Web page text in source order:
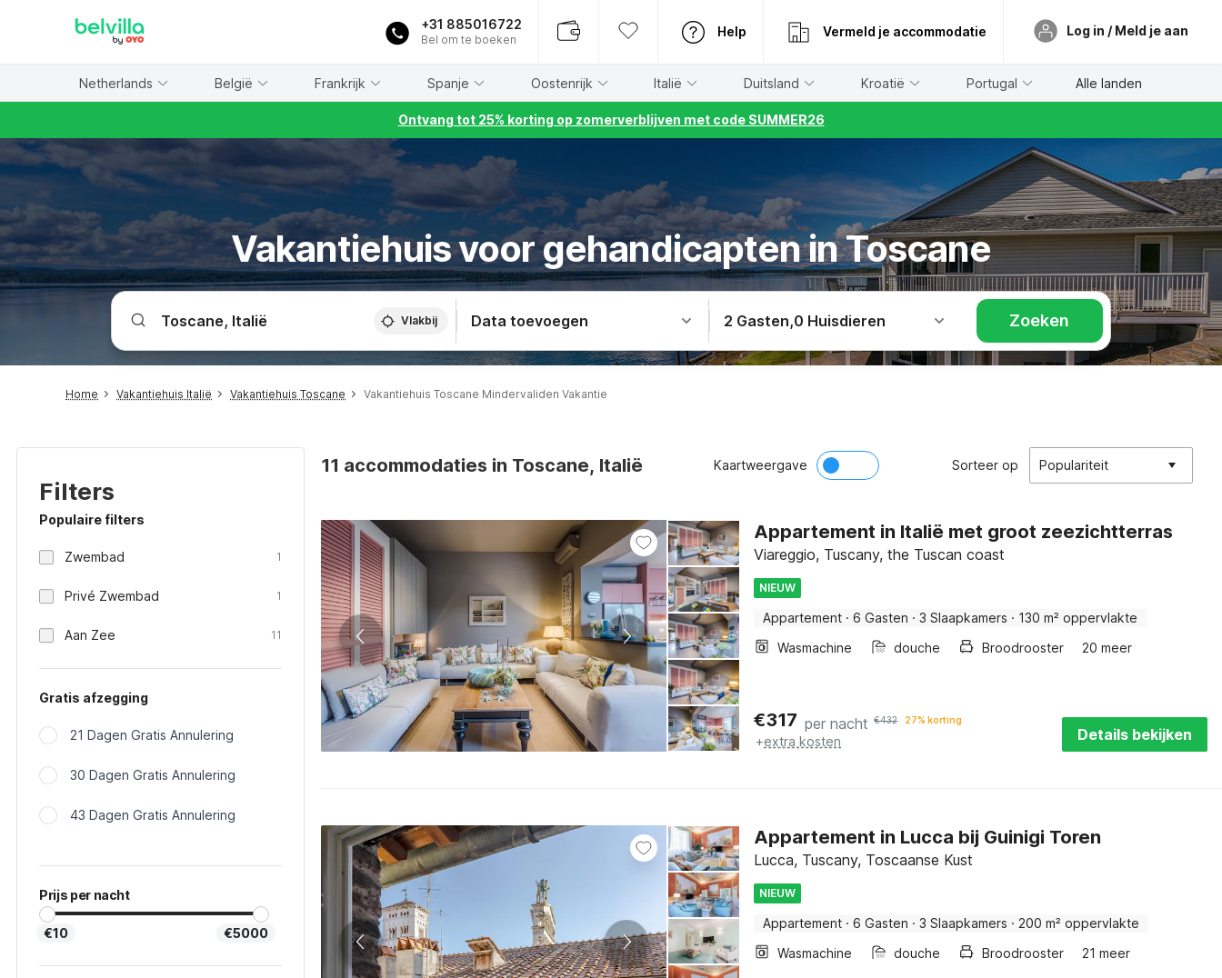
+31 885016722
Bel om te boeken
Help Vermeld je accommodatie Log in / Meld je aan
Netherlands België Frankrijk Spanje Oostenrijk Italië Duitsland Kroatië Portugal Alle landen
Ontvang tot 25% korting op zomerverblijven met code SUMMER26
Vakantiehuis voor gehandicapten in Toscane
Vlakbij Data toevoegen 2 Gasten,0 Huisdieren Zoeken
Home Vakantiehuis Italië Vakantiehuis Toscane Vakantiehuis Toscane Mindervaliden Vakantie
Filters
Populaire filters
Zwembad 1
Privé Zwembad 1
Aan Zee 11
Gratis afzegging
21 Dagen Gratis Annulering
30 Dagen Gratis Annulering
43 Dagen Gratis Annulering
Prijs per nacht
€10 €5000
11 accommodaties in Toscane, Italië Kaartweergave Sorteer op Populariteit
Appartement in Italië met groot zeezichtterras
Viareggio, Tuscany, the Tuscan coast
NIEUW
Appartement · 6 Gasten · 3 Slaapkamers · 130 m² oppervlakte
Wasmachine
douche Broodrooster 20 meer
€317 per nacht €432 27% korting
+extra kosten Details bekijken
Appartement in Lucca bij Guinigi Toren
Lucca, Tuscany, Toscaanse Kust
NIEUW
Appartement · 6 Gasten · 3 Slaapkamers · 200 m² oppervlakte
Wasmachine
douche Broodrooster 21 meer